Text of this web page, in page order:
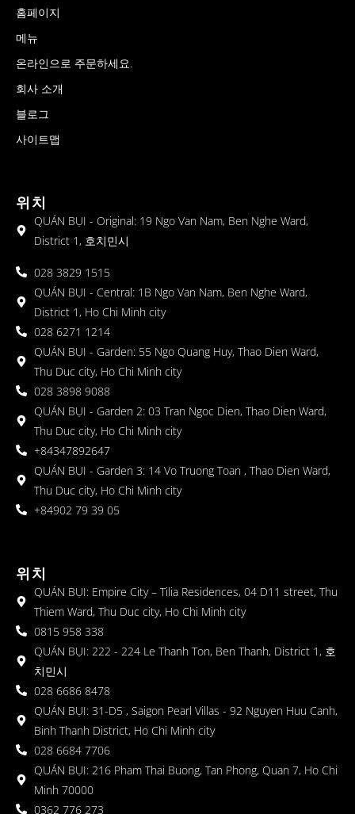
홈페이지
메뉴
온라인으로 주문하세요.
회사 소개
블로그
사이트맵
위치
QUÁN BỤI - Original: 19 Ngo Van Nam, Ben Nghe Ward,
District 1, 호치민시
028 3829 1515
QUÁN BỤI - Central: 1B Ngo Van Nam, Ben Nghe Ward,
District 1, Ho Chi Minh city
028 6271 1214
QUÁN BỤI - Garden: 55 Ngo Quang Huy, Thao Dien Ward,
Thu Duc city, Ho Chi Minh city
028 3898 9088
QUÁN BỤI - Garden 2: 03 Tran Ngoc Dien, Thao Dien Ward,
Thu Duc city, Ho Chi Minh city
+84347892647
QUÁN BỤI - Garden 3: 14 Vo Truong Toan , Thao Dien Ward,
Thu Duc city, Ho Chi Minh city
+84902 79 39 05
위치
QUÁN BỤI: Empire City – Tilia Residences, 04 D11 street, Thu
Thiem Ward, Thu Duc city, Ho Chi Minh city
0815 958 338
QUÁN BỤI: 222 - 224 Le Thanh Ton, Ben Thanh, District 1, 호
치민시
028 6686 8478
QUÁN BỤI: 31-D5 , Saigon Pearl Villas - 92 Nguyen Huu Canh,
Binh Thanh District, Ho Chi Minh city
028 6684 7706
QUÁN BỤI: 216 Pham Thai Buong, Tan Phong, Quan 7, Ho Chi
Minh 70000
0362 776 273